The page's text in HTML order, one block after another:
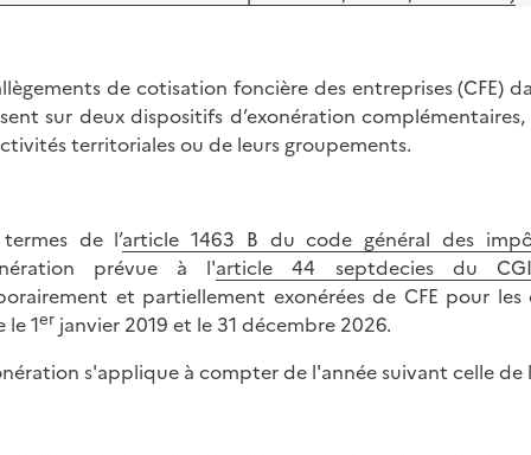
de cotisation foncière des entreprises (CFE)
sur deux dispositifs d’exonération
territoriales ou de leurs groupements.
de l’article 1463 B du code général des
prévue à l'article 44 septdecies du CGI
et partiellement exonérées de CFE pour
le 1er janvier 2019 et le 31 décembre 2026.
s'applique à compter de l'année suivant celle